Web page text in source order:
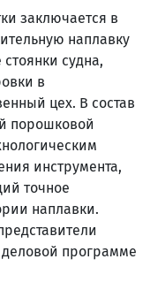
заключается в
наплавку
судна,
в
цех. В состав
порошковой
инструмента,
точное
наплавки.
деловой программе